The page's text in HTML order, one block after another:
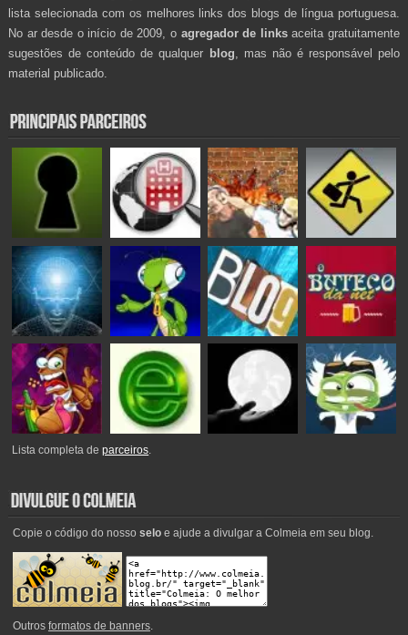
lista selecionada com os melhores links dos blogs de língua portuguesa.
No ar desde o início de 2009, o agregador de linksaceita gratuitamente
sugestões de conteúdo de qualquer blog , mas não é responsável pelo
material publicado.
Lista completa deparceiros.
Copie o código do nosso seloe ajude a divulgar a Colmeia em seu blog.
Outros formatos de banners.